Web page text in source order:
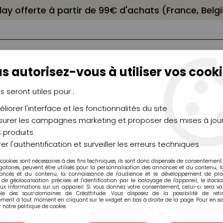
offerte à partir de 99€ d'achats (France,
CHÂSSIS
CHEVALETS
AÉROGRAPHIE
MODÉLISME
MOULAGE
solvant AMSTERDAM
Acryliques sans solvant
autorisez-vous à utiliser vos
seront utiles pour :
l'interface et les fonctionnalités du site
les campagnes marketing et proposer des mises à
produits
l'authentification et surveiller les erreurs techniques
sont nécessaires à des fins techniques, ils sont donc dispensés de
peuvent être utilisés pour la personnalisation des annonces et du contenu,
et du contenu, la connaissance de l'audience et le développement de
de géolocalisation précises et l'identification par le balayage de l'appareil, le
informations sur un appareil. Si vous donnez votre consentement, celui-ci sera
des sous-domaines de Créattitude. Vous disposez de la possibilité de
à tout moment en cliquant sur le widget en bas à droite de la page. Pour en
notre politique de cookie.